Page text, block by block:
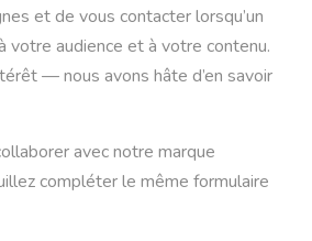
et de vous contacter lorsqu’un
votre audience et à votre contenu.
— nous avons hâte d’en savoir
avec notre marque
compléter le même formulaire